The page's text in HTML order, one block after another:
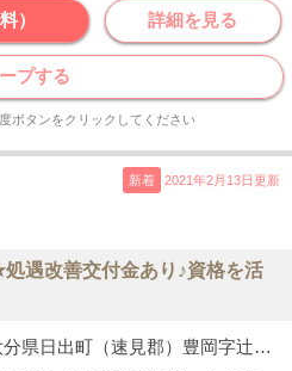
） 詳細を見る
プする
ボタンをクリックしてください
新着 2021年2月13日更新
遇改善交付金あり♪資格を活
大分県日出町（速見郡）豊岡字辻間6100-250